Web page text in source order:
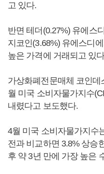
고 있다.
반면 테더(0.27%) 유에스
지코인(3.68%) 유에스디
높은 가격에 거래되고 있
가상화폐전문매체 코인데
월 미국 소비자물가지수
내렸다고 보도했다.
4월 미국 소비자물가지수
전과 비교하면 3.8% 상승
후 약 3년 만에 가장 높은